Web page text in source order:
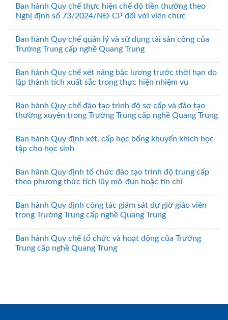
Ban hành Quy chế thực hiện chế độ tiền thưởng theo
Nghị định số 73/2024/NĐ-CP đối với viên chức
Ban hành Quy chế quản lý và sử dụng tài sản công của
Trường Trung cấp nghề Quang Trung
Ban hành Quy chế xét nâng bậc lương trước thời hạn do
lập thành tích xuất sắc trong thực hiện nhiệm vụ
Ban hành Quy chế đào tạo trình độ sơ cấp và đào tạo
thường xuyên trong Trường Trung cấp nghề Quang Trung
Ban hành Quy định xét, cấp học bổng khuyến khích học
tập cho học sinh
Ban hành Quy định tổ chức đào tạo trình độ trung cấp
theo phương thức tích lũy mô-đun hoặc tín chỉ
Ban hành Quy định công tác giám sát dự giờ giáo viên
trong Trường Trung cấp nghề Quang Trung
Ban hành Quy chế tổ chức và hoạt động của Trường
Trung cấp nghề Quang Trung